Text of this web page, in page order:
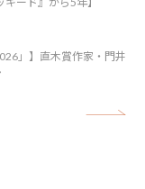
」】直木賞作家・門井